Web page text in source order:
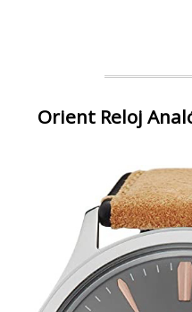
Orient Reloj